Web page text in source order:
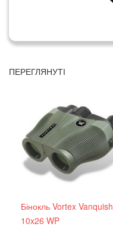
ПЕРЕГЛЯНУТІ
Бінокль Vortex Vanquish
10x26 WP